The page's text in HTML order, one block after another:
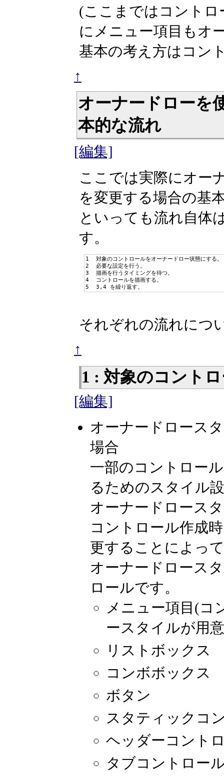
(ここまではコント
にメニュー項目もオ
基本の考え方はコン
↑
オーナードローを
本的な流れ
[編集]
ここでは実際にオー
を変更する場合の基
といっても流れ自体
す。
1  対象のコントロールをオーナードロー状態にする。
2  必要な設定を行う。
3  描画を行うタイミングを待つ。
4  コントロールを描画する。
5  3,4 を繰り返す。
それぞれの流れにつ
↑
1 : 対象のコント
[編集]
オーナードロース
場合
一部のコントロー
るためのスタイル
オーナードロース
コントロール作成
更することによっ
オーナードロース
ロールです。
メニュー項目(コ
ースタイルが用
リストボックス
コンボボックス
ボタン
スタティックコ
ヘッダーコント
タブコントロー